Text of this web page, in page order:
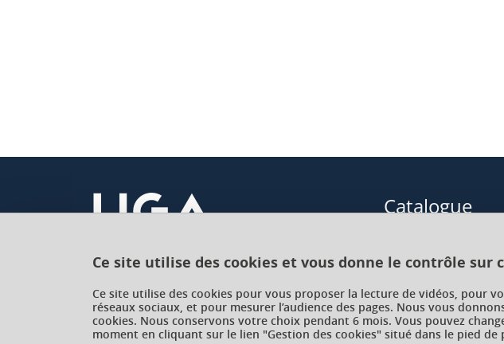
Ce site utilise des cookies et vous donne le contrôle sur
Ce site utilise des cookies pour vous proposer la lecture de vidéos, pour
réseaux sociaux, et pour mesurer l’audience des pages. Nous vous
cookies. Nous conservons votre choix pendant 6 mois. Vous pouvez
moment en cliquant sur le lien "Gestion des cookies" situé dans le pied de
Université Grenoble Alpes
621 avenue Centrale
38400 Saint-Martin-d'Hères
Catalogue
Formations courtes
Recherche par